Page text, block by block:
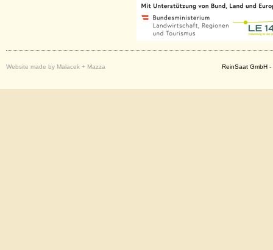
Website made by Malacek + Mazza ReinSaat GmbH